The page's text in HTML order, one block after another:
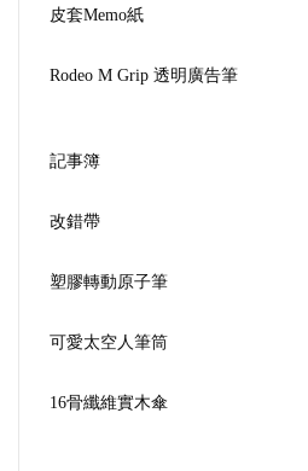
皮套Memo紙
Rodeo M Grip 透明廣告筆
記事簿
改錯帶
塑膠轉動原子筆
可愛太空人筆筒
16骨纖維實木傘